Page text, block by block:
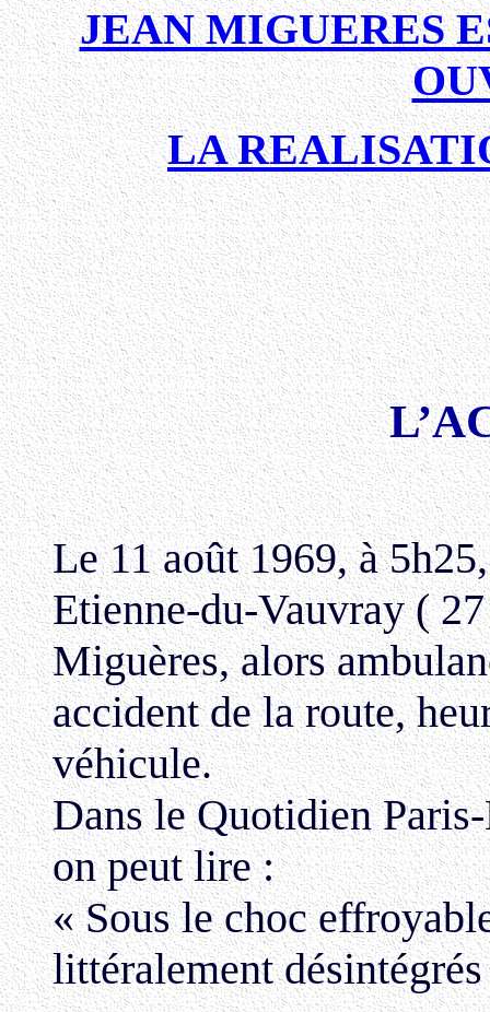
JEAN MIGUERES
LA
Le 11 août 1969, à
Etienne-du-Vauvray (
Miguères, alors
accident de la route,
véhicule.
Dans le Quotidien
on peut lire :
« Sous le choc
littéralement